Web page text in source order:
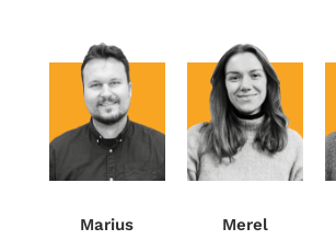
Marius Merel